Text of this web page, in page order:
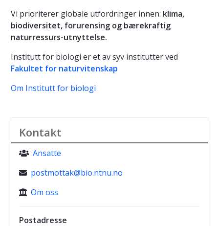
Vi prioriterer globale utfordringer innen: klima,
biodiversitet, forurensing og bærekraftig
naturressurs-utnyttelse.
Institutt for biologi er et av syv institutter ved
Fakultet for naturvitenskap
Om Institutt for biologi
Kontakt
Ansatte
postmottak@bio.ntnu.no
Om oss
Postadresse